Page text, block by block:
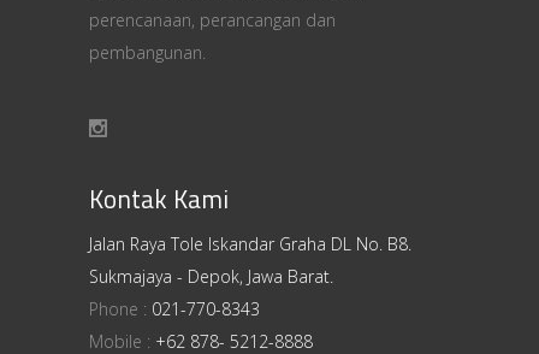
perencanaan, perancangan dan
pembangunan.
Kontak Kami
Jalan Raya Tole Iskandar Graha DL No. B8.
Sukmajaya - Depok, Jawa Barat.
Phone : 021-770-8343
Mobile : +62 878- 5212-8888